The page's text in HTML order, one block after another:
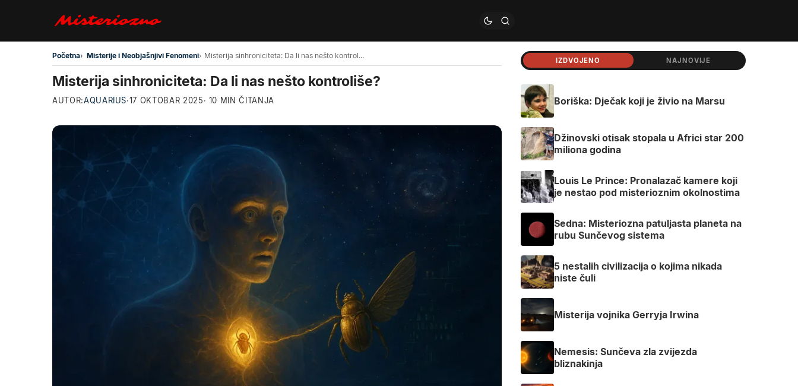
Preskoči na glavni sadržaj
Početna Misterije i Neobjašnjivi Fenomeni Misterija sinhroniciteta: Da li nas nešto kontroliše?
Misterija sinhroniciteta: Da li nas nešto kontroliše?
AUTOR:AQUARIUS·17 OKTOBAR 2025· 10 MIN ČITANJA
IZDVOJENO NAJNOVIJE
Boriška: Dječak koji je živio na Marsu
Džinovski otisak stopala u Africi star 200
miliona godina
Louis Le Prince: Pronalazač kamere koji
je nestao pod misterioznim okolnostima
Sedna: Misteriozna patuljasta planeta na
rubu Sunčevog sistema
5 nestalih civilizacija o kojima nikada
niste čuli
Misterija vojnika Gerryja Irwina
Nemesis: Sunčeva zla zvijezda
bliznakinja